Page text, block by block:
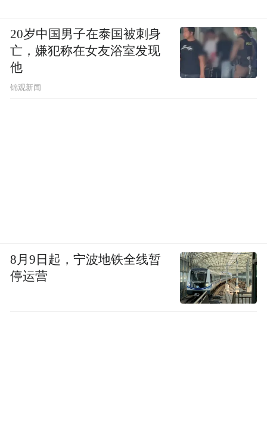
20岁中国男子在泰国被刺身
亡，嫌犯称在女友浴室发现
他
锦观新闻
8月9日起，宁波地铁全线暂
停运营